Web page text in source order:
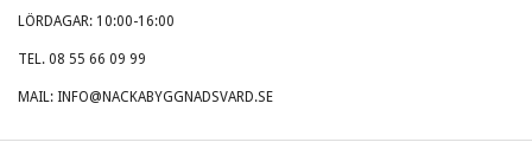
LÖRDAGAR: 10:00-16:00
TEL. 08 55 66 09 99
MAIL: INFO@NACKABYGGNADSVARD.SE